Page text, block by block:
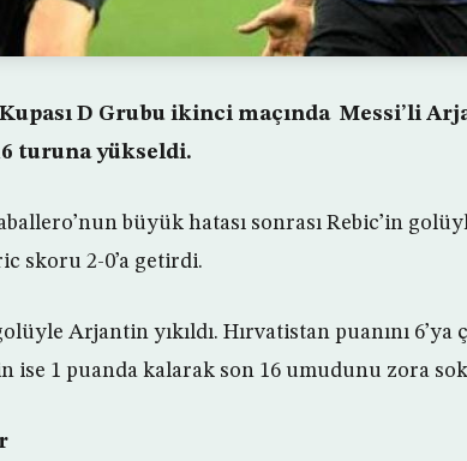
D Grubu ikinci maçında Messi’li
turuna yükseldi.
büyük hatası sonrası Rebic’in
skoru 2-0’a getirdi.
Arjantin yıkıldı. Hırvatistan puanını 6’ya
ise 1 puanda kalarak son 16 umudunu zora